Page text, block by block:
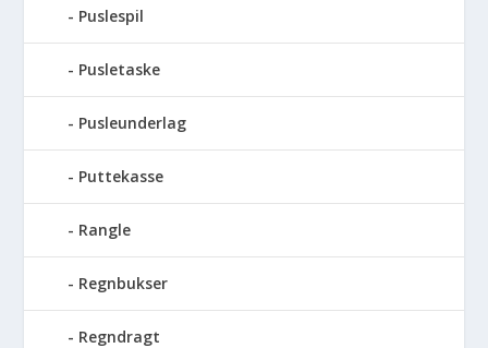
Puslespil
Pusletaske
Pusleunderlag
Puttekasse
Rangle
Regnbukser
Regndragt